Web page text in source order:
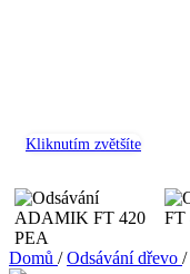
Kliknutím zvětšíte
Domů / Odsávání dřevo /